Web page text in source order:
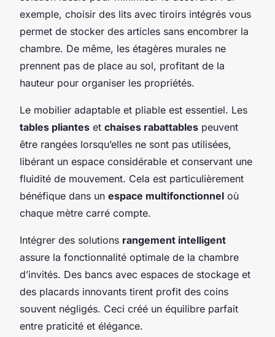
exemple, choisir des lits avec tiroirs intégrés vous
permet de stocker des articles sans encombrer la
chambre. De même, les étagères murales ne
prennent pas de place au sol, profitant de la
hauteur pour organiser les propriétés.
Le mobilier adaptable et pliable est essentiel. Les
tables pliantes et chaises rabattables peuvent
être rangées lorsqu’elles ne sont pas utilisées,
libérant un espace considérable et conservant une
fluidité de mouvement. Cela est particulièrement
bénéfique dans un espace multifonctionnel où
chaque mètre carré compte.
Intégrer des solutions rangement intelligent
assure la fonctionnalité optimale de la chambre
d’invités. Des bancs avec espaces de stockage et
des placards innovants tirent profit des coins
souvent négligés. Ceci créé un équilibre parfait
entre praticité et élégance.